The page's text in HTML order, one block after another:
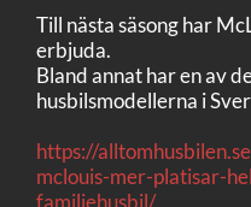
Till nästa säsong har
erbjuda.
Bland annat har en av
husbilsmodellerna i
https://
mclouis-mer-platisar-
familjehusbil/